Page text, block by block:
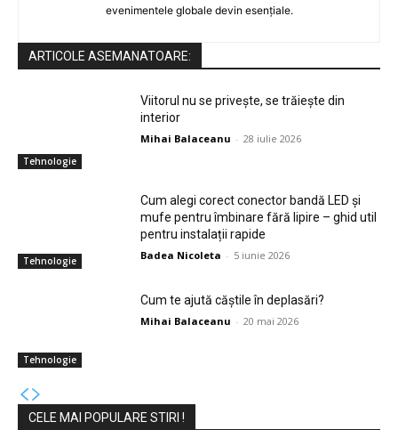
evenimentele globale devin esențiale.
ARTICOLE ASEMANATOARE:
Tehnologie
Viitorul nu se privește, se trăiește din
interior
Mihai Balaceanu - 28 iulie 2026
Tehnologie
Cum alegi corect conector bandă LED și
mufe pentru îmbinare fără lipire – ghid util
pentru instalații rapide
Badea Nicoleta - 5 iunie 2026
Tehnologie
Cum te ajută căștile în deplasări?
Mihai Balaceanu - 20 mai 2026
CELE MAI POPULARE STIRI !